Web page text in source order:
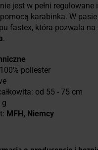
jest w pełni
karabinka. W
fastex, która pozwala na
.
poliester
od 55 - 75 cm
g
MFH, Niemcy